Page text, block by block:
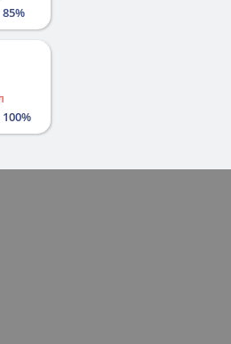
85%
100%